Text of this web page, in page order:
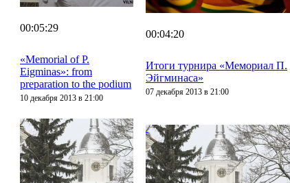
00:05:29
«Memorial of P.
Eigminas»: from
preparation to the podium
10 декабря 2013 в 21:00
00:04:20
Итоги турнира «Мемориал П.
Эйгминаса»
07 декабря 2013 в 21:00